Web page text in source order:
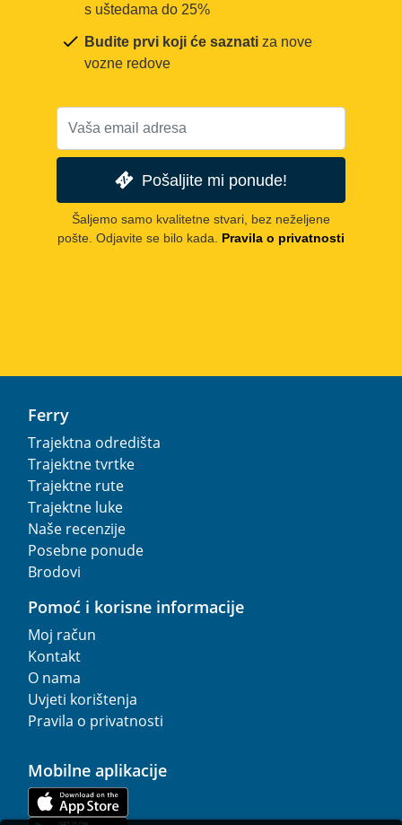
s uštedama do 25%
Budite prvi koji će saznati za nove
vozne redove
Pošaljite mi ponude!
Šaljemo samo kvalitetne stvari, bez neželjene
pošte. Odjavite se bilo kada. Pravila o privatnosti
Ferry
Trajektna odredišta
Trajektne tvrtke
Trajektne rute
Trajektne luke
Naše recenzije
Posebne ponude
Brodovi
Pomoć i korisne informacije
Moj račun
Kontakt
O nama
Uvjeti korištenja
Pravila o privatnosti
Mobilne aplikacije